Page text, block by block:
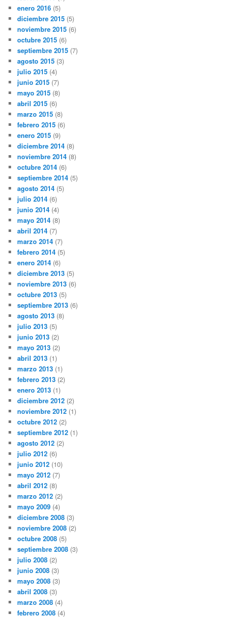
enero 2016 (5)
diciembre 2015 (5)
noviembre 2015 (6)
octubre 2015 (6)
septiembre 2015 (7)
agosto 2015 (3)
julio 2015 (4)
junio 2015 (7)
mayo 2015 (8)
abril 2015 (6)
marzo 2015 (8)
febrero 2015 (6)
enero 2015 (9)
diciembre 2014 (8)
noviembre 2014 (8)
octubre 2014 (6)
septiembre 2014 (5)
agosto 2014 (5)
julio 2014 (6)
junio 2014 (4)
mayo 2014 (8)
abril 2014 (7)
marzo 2014 (7)
febrero 2014 (5)
enero 2014 (6)
diciembre 2013 (5)
noviembre 2013 (6)
octubre 2013 (5)
septiembre 2013 (6)
agosto 2013 (8)
julio 2013 (5)
junio 2013 (2)
mayo 2013 (2)
abril 2013 (1)
marzo 2013 (1)
febrero 2013 (2)
enero 2013 (1)
diciembre 2012 (2)
noviembre 2012 (1)
octubre 2012 (2)
septiembre 2012 (1)
agosto 2012 (2)
julio 2012 (6)
junio 2012 (10)
mayo 2012 (7)
abril 2012 (8)
marzo 2012 (2)
mayo 2009 (4)
diciembre 2008 (3)
noviembre 2008 (2)
octubre 2008 (5)
septiembre 2008 (3)
julio 2008 (2)
junio 2008 (3)
mayo 2008 (3)
abril 2008 (3)
marzo 2008 (4)
febrero 2008 (4)